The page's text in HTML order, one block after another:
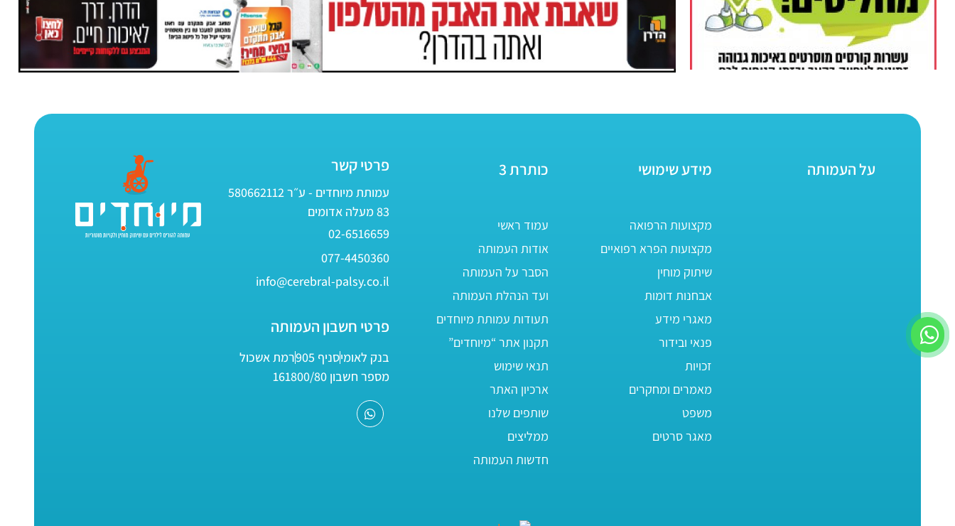
על העמותה מידע שימושי
מקצועות הרפואה
מקצועות הפרא רפואיים
שיתוק מוחין
אבחנות דומות
מאגרי מידע
פנאי ובידור
זכויות
מאמרים ומחקרים
משפט
מאגר סרטים
כותרת 3
עמוד ראשי
אודות העמותה
הסבר על העמותה
ועד הנהלת העמותה
תעודות עמותת מיוחדים
תקנון אתר “מיוחדים”
תנאי שימוש
ארכיון האתר
שותפים שלנו
ממליצים
חדשות העמותה
פרטי קשר
עמותת מיוחדים - ע״ר 580662112
83 מעלה אדומים
02-6516659
077-4450360
info@cerebral-palsy.co.il
פרטי חשבון העמותה
בנק לאומיסניף 905
רמת אשכול
מספר חשבון 161800/80